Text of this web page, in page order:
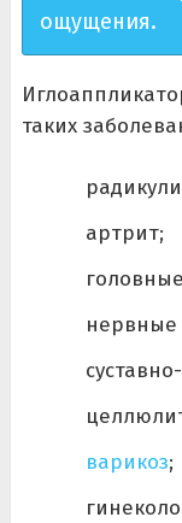
ощущения.
таких
артрит;
нервные
варикоз;